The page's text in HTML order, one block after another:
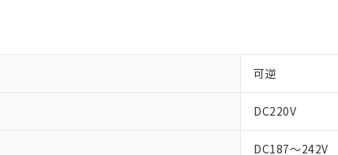
可逆
DC220V
DC187～242V